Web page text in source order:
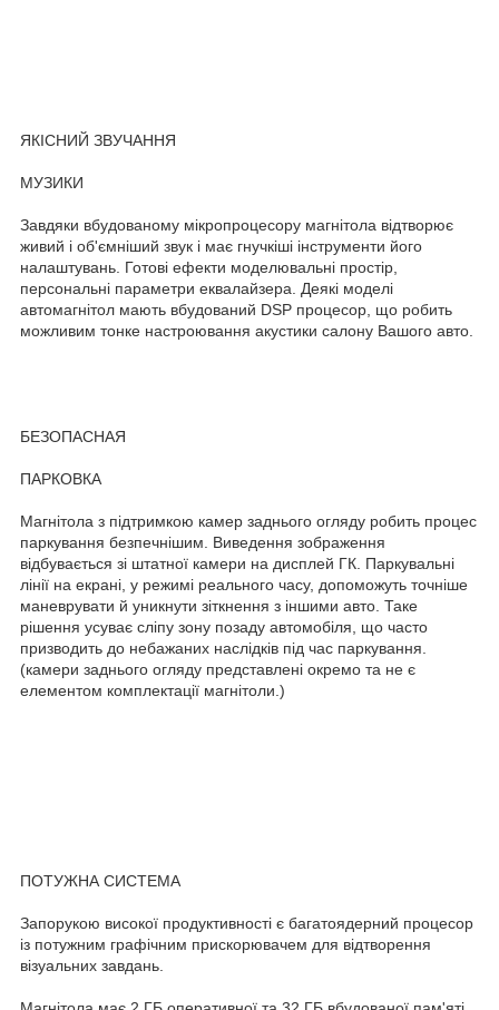
ЯКІСНИЙ ЗВУЧАННЯ
МУЗИКИ
Завдяки вбудованому мікропроцесору магнітола відтворює
живий і об'ємніший звук і має гнучкіші інструменти його
налаштувань. Готові ефекти моделювальні простір,
персональні параметри еквалайзера. Деякі моделі
автомагнітол мають вбудований DSP процесор, що робить
можливим тонке настроювання акустики салону Вашого авто.
БЕЗОПАСНАЯ
ПАРКОВКА
Магнітола з підтримкою камер заднього огляду робить процес
паркування безпечнішим. Виведення зображення
відбувається зі штатної камери на дисплей ГК. Паркувальні
лінії на екрані, у режимі реального часу, допоможуть точніше
маневрувати й уникнути зіткнення з іншими авто. Таке
рішення усуває сліпу зону позаду автомобіля, що часто
призводить до небажаних наслідків під час паркування.
(камери заднього огляду представлені окремо та не є
елементом комплектації магнітоли.)
ПОТУЖНА СИСТЕМА
Запорукою високої продуктивності є багатоядерний процесор
із потужним графічним прискорювачем для відтворення
візуальних завдань.